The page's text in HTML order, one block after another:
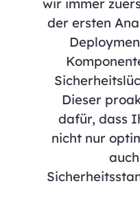
der ersten
Dieser
dafür, dass
nicht nur